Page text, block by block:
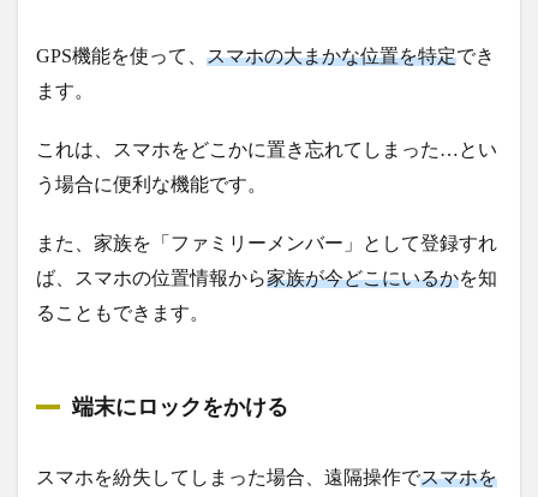
GPS機能を使って、 スマホの大まかな位置を特定でき
ます。
これは、スマホをどこかに置き忘れてしまった…とい
う場合に便利な機能です。
また、家族を「ファミリーメンバー」として登録すれ
ば、スマホの位置情報から家族が今どこにいるかを知
ることもできます。
端末にロックをかける
スマホを紛失してしまった場合、遠隔操作でスマホを